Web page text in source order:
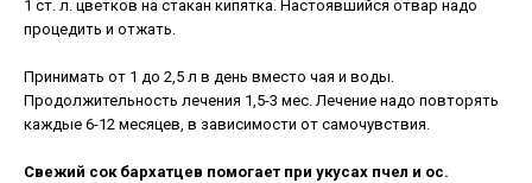
1 ст. л. цветков на стакан кипятка. Настоявшийся отвар надо
процедить и отжать.
Принимать от 1 до 2,5 л в день вместо чая и воды.
Продолжительность лечения 1,5-3 мес. Лечение надо повторять
каждые 6-12 месяцев, в зависимости от самочувствия.
Свежий сок бархатцев помогает при укусах пчел и ос.